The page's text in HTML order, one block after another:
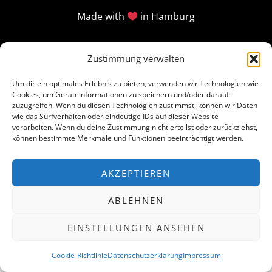
Zustimmung verwalten
Um dir ein optimales Erlebnis zu bieten, verwenden wir Technologien wie
Cookies, um Geräteinformationen zu speichern und/oder darauf
zuzugreifen. Wenn du diesen Technologien zustimmst, können wir Daten
wie das Surfverhalten oder eindeutige IDs auf dieser Website
verarbeiten. Wenn du deine Zustimmung nicht erteilst oder zurückziehst,
können bestimmte Merkmale und Funktionen beeinträchtigt werden.
AKZEPTIEREN
ABLEHNEN
EINSTELLUNGEN ANSEHEN
Cookie-RichtlinieDatenschutzerklärungImpressum
Made with in Hamburg